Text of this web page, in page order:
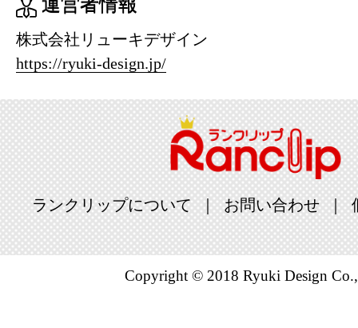
株式会社リューキデザイン
https://ryuki-design.jp/
ランクリップについて お問い合わせ
Copyright © 2018 Ryuki Design